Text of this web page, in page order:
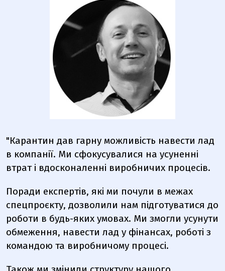
"Карантин дав гарну можливість навести лад
в компанії. Ми сфокусувалися на усуненні
втрат і вдосконаленні виробничих процесів.
Поради експертів, які ми почули в межах
спецпроєкту, дозволили нам підготуватися до
роботи в будь-яких умовах. Ми змогли усунути
обмеження, навести лад у фінансах, роботі з
командою та виробничому процесі.